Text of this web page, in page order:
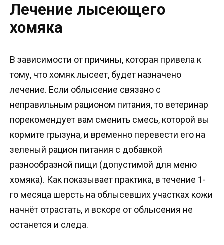
Лечение лысеющего
хомяка
В зависимости от причины, которая привела к
тому, что хомяк лысеет, будет назначено
лечение. Если облысение связано с
неправильным рационом питания, то ветеринар
порекомендует вам сменить смесь, которой вы
кормите грызуна, и временно перевести его на
зеленый рацион питания с добавкой
разнообразной пищи (допустимой для меню
хомяка). Как показывает практика, в течение 1-
го месяца шерсть на облысевших участках кожи
начнёт отрастать, и вскоре от облысения не
останется и следа.